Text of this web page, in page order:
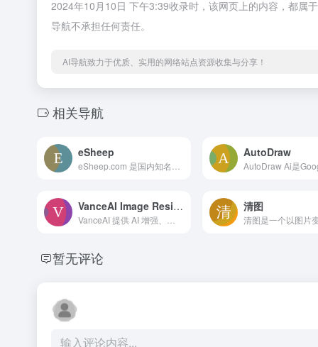
2024年10月10日 下午3:39收录时，该网页上的内容，都属
导航不承担任何责任。
AI导航致力于优质、实用的网络站点资源收集与分享！
相关导航
eSheep AutoDraw
VanceAI Image Resizer 清图
暂无评论